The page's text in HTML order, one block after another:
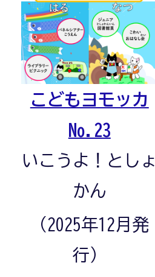
こどもヨモッカ
No.23
いこうよ！としょ
かん
（2025年12月発
行）